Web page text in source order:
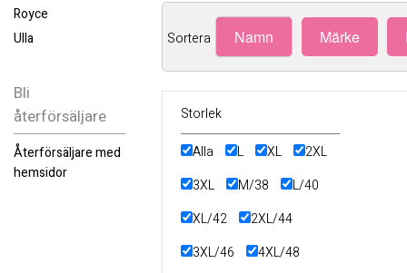
Royce
Ulla
Bli
återförsäljare
Återförsäljare med
hemsidor
Sortera Namn Märke
Storlek
Alla
L XL
2XL
3XL
M/38
L/40
XL/42
2XL/44
3XL/46
4XL/48